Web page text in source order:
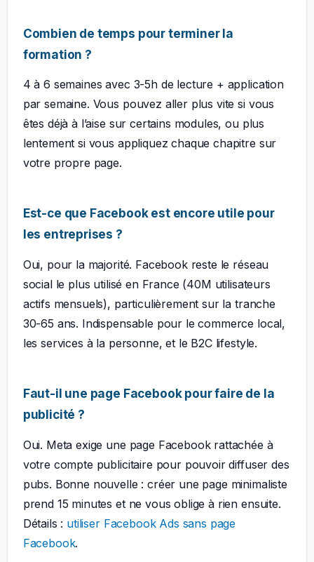
Combien de temps pour terminer la
formation ?
4 à 6 semaines avec 3-5h de lecture + application
par semaine. Vous pouvez aller plus vite si vous
êtes déjà à l’aise sur certains modules, ou plus
lentement si vous appliquez chaque chapitre sur
votre propre page.
Est-ce que Facebook est encore utile pour
les entreprises ?
Oui, pour la majorité. Facebook reste le réseau
social le plus utilisé en France (40M utilisateurs
actifs mensuels), particulièrement sur la tranche
30-65 ans. Indispensable pour le commerce local,
les services à la personne, et le B2C lifestyle.
Faut-il une page Facebook pour faire de la
publicité ?
Oui. Meta exige une page Facebook rattachée à
votre compte publicitaire pour pouvoir diffuser des
pubs. Bonne nouvelle : créer une page minimaliste
prend 15 minutes et ne vous oblige à rien ensuite.
Détails : utiliser Facebook Ads sans page
Facebook.